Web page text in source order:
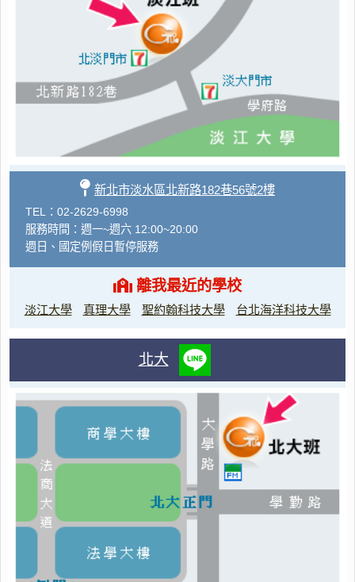
新北市淡水區北新路182巷56號2樓
TEL：02-2629-6998
服務時間：週一~週六 12:00~20:00
週日、國定例假日暫停服務
離我最近的學校
淡江大學 真理大學 聖約翰科技大學 台北海洋科技大學
北大